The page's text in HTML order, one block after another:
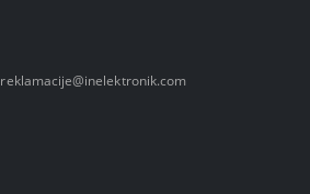
reklamacije@inelektronik.com